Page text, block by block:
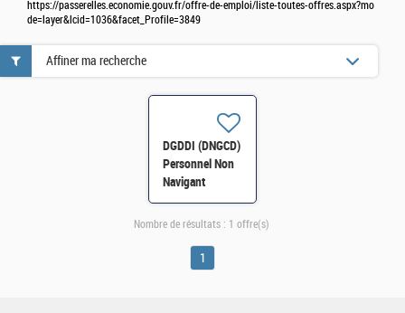
https://passerelles.economie.gouv.fr/offre-de-emploi/liste-toutes-offres.aspx?mo
de=layer&lcid=1036&facet_Profile=3849
DGDDI (DNGCD)
Personnel Non
Navigant
Technique /
Mécanicien Be1
Le Havre H/F
Affiner ma recherche
Nombre de résultats : 1 offre(s)
1